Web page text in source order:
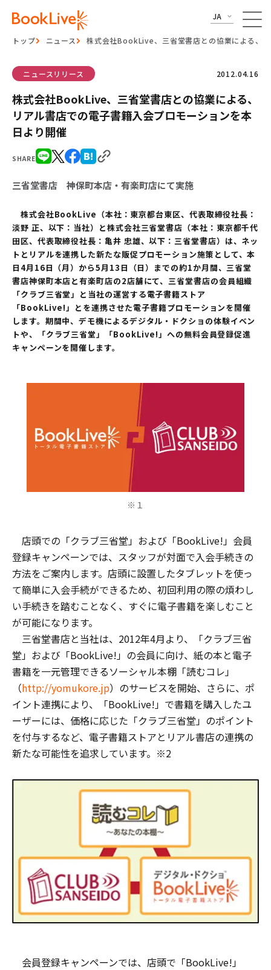
JA
トップ ニュース 株式会社BookLive、三省堂書店との協業による、
SHARE
ニュースリリース 2012.04.16
株式会社BookLive、三省堂書店との協業による、
リアル書店での電子書籍入会プロモーションを本
日より開催
三省堂書店 神保町本店・有楽町店にて実施
株式会社BookLive（本社：東京都台東区、代表取締役社長：
淡野 正、以下：当社）と株式会社三省堂書店（本社：東京都千代
田区、代表取締役社長：亀井 忠雄、以下：三省堂書店）は、ネッ
トとリアルを連携した新たな販促プロモーション施策として、本
日4月16日（月）から5月13日（日）までの約1か月間、三省堂
書店神保町本店と有楽町店の2店舗にて、三省堂書店の会員組織
「クラブ三省堂」と当社の運営する電子書籍ストア
「BookLive!」とを連携させた電子書籍プロモーションを開催
します。期間中、デモ機によるデジタル・ドクショの体験イベン
トや、「クラブ三省堂」「BookLive!」への無料会員登録促進
キャンペーンを開催します。
※１
店頭での「クラブ三省堂」および「BookLive!」会員
登録キャンペーンでは、スタッフが対面で入会手続きの
方法をご案内します。店頭に設置したタブレットを使っ
て簡単に入会手続ができるため、初回利用の際の煩わし
い手続きを踏むことなく、すぐに電子書籍を楽しむこと
が可能になります。
三省堂書店と当社は、2012年4月より、「クラブ三省
堂」および「BookLive!」の会員に向け、紙の本と電子
書籍を一元管理できるソーシャル本棚「読むコレ」
（http://yomukore.jp）のサービスを開始、さらに、ポ
イント連携により、「BookLive!」で書籍を購入したユ
ーザーには、価格に応じた「クラブ三省堂」のポイント
を付与するなど、電子書籍ストアとリアル書店の連携の
新たな可能性を追求しています。※2
会員登録キャンペーンでは、店頭で「BookLive!」